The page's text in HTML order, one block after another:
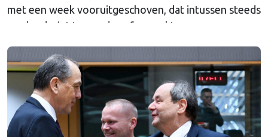
met een week vooruitgeschoven, dat intussen steeds
verder dreigt te worden afgezwakt.